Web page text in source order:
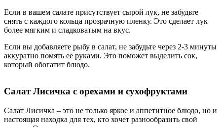
Если в вашем салате присутствует сырой лук, не забудьте
снять с каждого кольца прозрачную пленку. Это сделает лук
более мягким и сладковатым на вкус.
Если вы добавляете рыбу в салат, не забудьте через 2-3 минуты
аккуратно помять ее руками. Это поможет выделить сок,
который обогатит блюдо.
Салат Лисичка с орехами и сухофруктами
Салат Лисичка – это не только яркое и аппетитное блюдо, но и
настоящая находка для тех, кто хочет разнообразить свой